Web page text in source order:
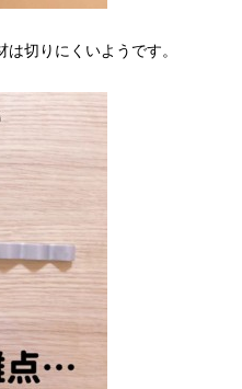
切りにくいようです。